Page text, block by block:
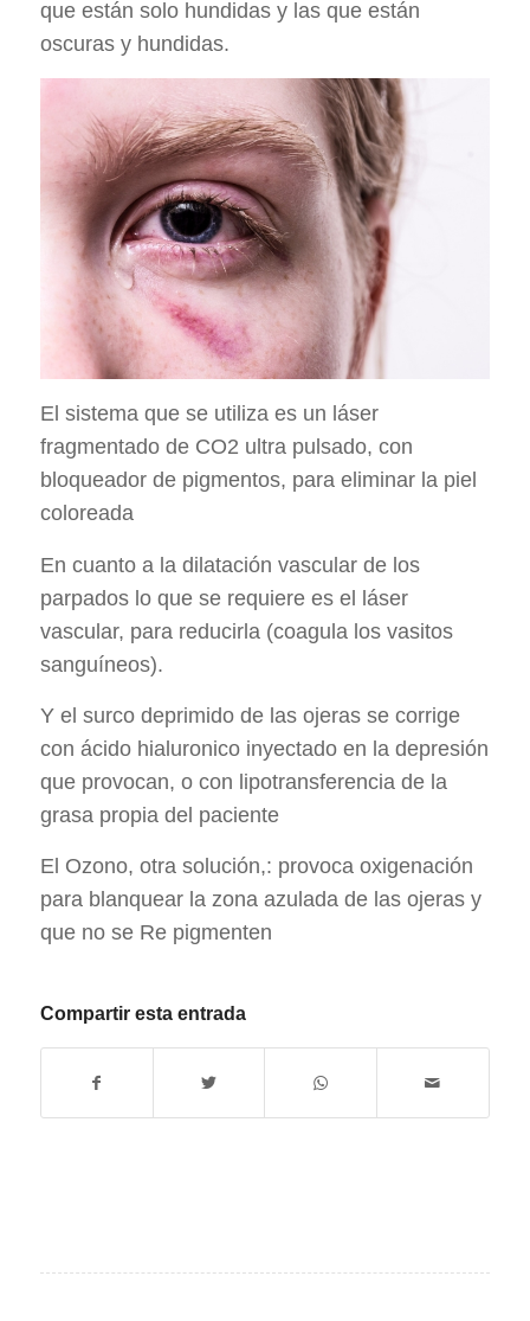
que están solo hundidas y las que están
oscuras y hundidas.
El sistema que se utiliza es un láser
fragmentado de CO2 ultra pulsado, con
bloqueador de pigmentos, para eliminar la piel
coloreada
En cuanto a la dilatación vascular de los
parpados lo que se requiere es el láser
vascular, para reducirla (coagula los vasitos
sanguíneos).
Y el surco deprimido de las ojeras se corrige
con ácido hialuronico inyectado en la depresión
que provocan, o con lipotransferencia de la
grasa propia del paciente
El Ozono, otra solución,: provoca oxigenación
para blanquear la zona azulada de las ojeras y
que no se Re pigmenten
Compartir esta entrada